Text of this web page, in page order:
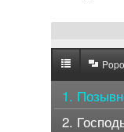
1.
2.